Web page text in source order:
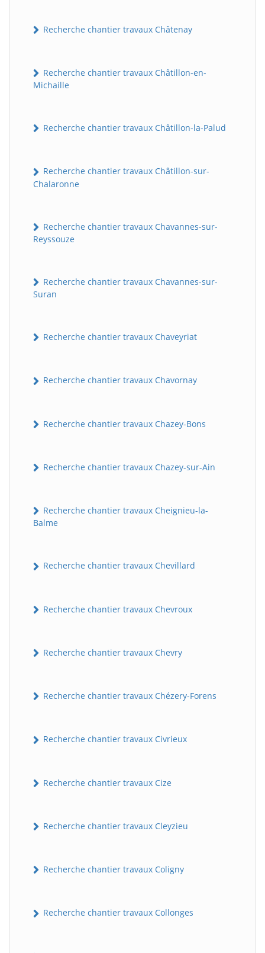
Recherche chantier travaux Châtenay
Recherche chantier travaux Châtillon-en-
Michaille
Recherche chantier travaux Châtillon-la-Palud
Recherche chantier travaux Châtillon-sur-
Chalaronne
Recherche chantier travaux Chavannes-sur-
Reyssouze
Recherche chantier travaux Chavannes-sur-
Suran
Recherche chantier travaux Chaveyriat
Recherche chantier travaux Chavornay
Recherche chantier travaux Chazey-Bons
Recherche chantier travaux Chazey-sur-Ain
Recherche chantier travaux Cheignieu-la-
Balme
Recherche chantier travaux Chevillard
Recherche chantier travaux Chevroux
Recherche chantier travaux Chevry
Recherche chantier travaux Chézery-Forens
Recherche chantier travaux Civrieux
Recherche chantier travaux Cize
Recherche chantier travaux Cleyzieu
Recherche chantier travaux Coligny
Recherche chantier travaux Collonges
BatiWebPro